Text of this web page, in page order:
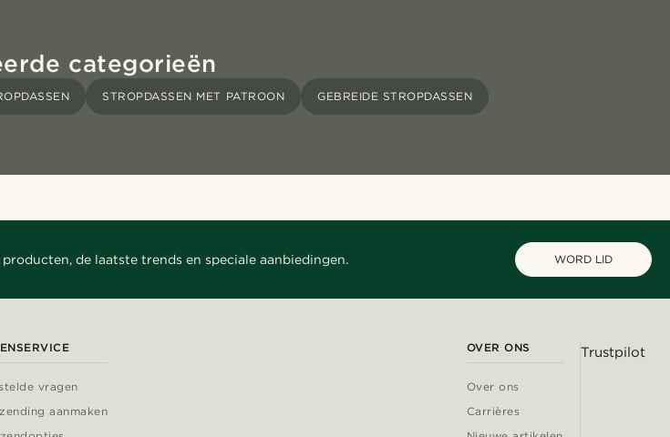
categorieën
STROPDASSEN MET PATROON GEBREIDE STROPDASSEN
de laatste trends en speciale aanbiedingen. WORD LID
vragen
aanmaken
OVER ONS
Over ons
Carrières
Trustpilot